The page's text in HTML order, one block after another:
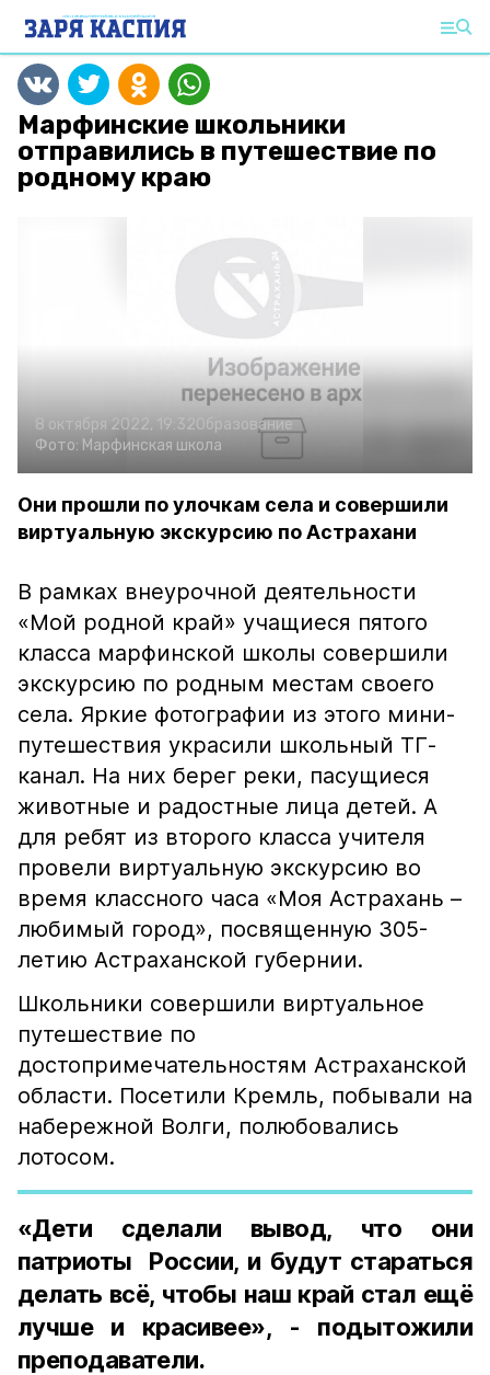
Марфинские школьники
отправились в путешествие по
родному краю
8 октября 2022, 19:32Образование
Фото: Марфинская школа
Они прошли по улочкам села и совершили
виртуальную экскурсию по Астрахани
В рамках внеурочной деятельности
«Мой родной край» учащиеся пятого
класса марфинской школы совершили
экскурсию по родным местам своего
села. Яркие фотографии из этого мини-
путешествия украсили школьный ТГ-
канал. На них берег реки, пасущиеся
животные и радостные лица детей. А
для ребят из второго класса учителя
провели виртуальную экскурсию во
время классного часа «Моя Астрахань –
любимый город», посвященную 305-
летию Астраханской губернии.
Школьники совершили виртуальное
путешествие по
достопримечательностям Астраханской
области. Посетили Кремль, побывали на
набережной Волги, полюбовались
лотосом.
«Дети сделали вывод, что они
патриоты России, и будут стараться
делать всё, чтобы наш край стал ещё
лучше и красивее», - подытожили
преподаватели.